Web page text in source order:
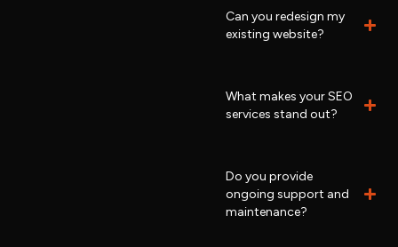
Can you redesign my
existing website?
What makes your SEO
services stand out?
Do you provide
ongoing support and
maintenance?